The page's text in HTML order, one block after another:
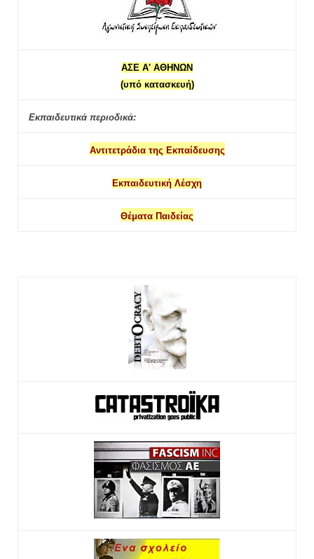
ΑΣΕ Α' ΑΘΗΝΩΝ
(υπό κατασκευή)
Εκπαιδευτικά περιοδικά:
Αντιτετράδια της Εκπαίδευσης
Εκπαιδευτική Λέσχη
Θέματα Παιδείας